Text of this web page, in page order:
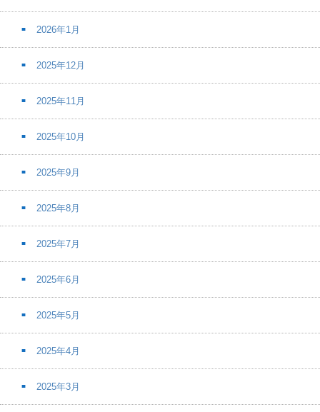
2026年1月
2025年12月
2025年11月
2025年10月
2025年9月
2025年8月
2025年7月
2025年6月
2025年5月
2025年4月
2025年3月